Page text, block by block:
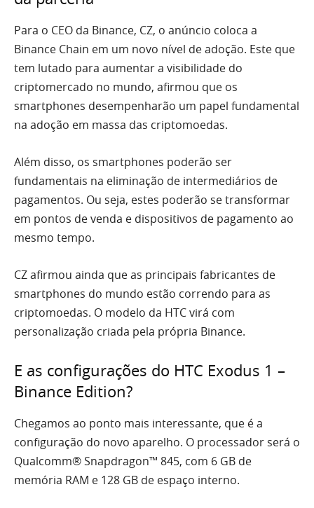
Para o CEO da Binance, CZ, o anúncio coloca a
Binance Chain em um novo nível de adoção. Este que
tem lutado para aumentar a visibilidade do
criptomercado no mundo, afirmou que os
smartphones desempenharão um papel fundamental
na adoção em massa das criptomoedas.
Além disso, os smartphones poderão ser
fundamentais na eliminação de intermediários de
pagamentos. Ou seja, estes poderão se transformar
em pontos de venda e dispositivos de pagamento ao
mesmo tempo.
CZ afirmou ainda que as principais fabricantes de
smartphones do mundo estão correndo para as
criptomoedas. O modelo da HTC virá com
personalização criada pela própria Binance.
E as configurações do HTC Exodus 1 –
Binance Edition?
Chegamos ao ponto mais interessante, que é a
configuração do novo aparelho. O processador será o
Qualcomm® Snapdragon™ 845, com 6 GB de
memória RAM e 128 GB de espaço interno.